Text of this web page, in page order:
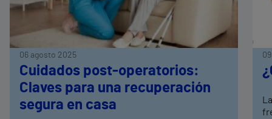
06 agosto 2025
Cuidados post-operatorios:
Claves para una recuperación
segura en casa